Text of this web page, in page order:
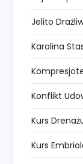
Jelito
Karolina
Konflikt
Kurs
Kurs